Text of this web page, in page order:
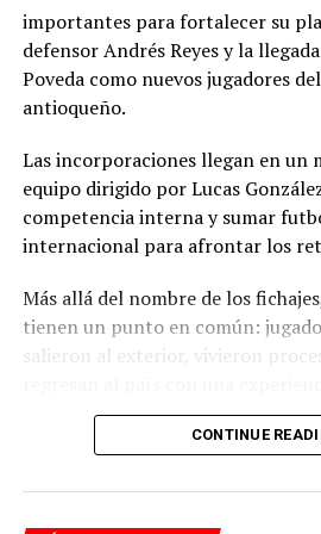
Aunque el caso tiene como
fútbol como Franco Armani, la
problema que puede afectar a
pasajeros cada año y la pérdida o
del equipaje representa uno de los
dentro de la industria aérea.
especialmente quienes viajan
Argentina, Estados Unidos y
pertenencias es un factor
El valor económico de un equipaje
solamente objetos personales,
importantes para fortalecer su
defensor Andrés Reyes y la
Poveda como nuevos jugadores
antioqueño.
Las incorporaciones llegan en un
equipo dirigido por Lucas
competencia interna y sumar
internacional para afrontar los
Más allá del nombre de los
tienen un punto en común:
salieron al exterior, vivieron
El regreso de Andrés Reyes: de la
CONTINUE